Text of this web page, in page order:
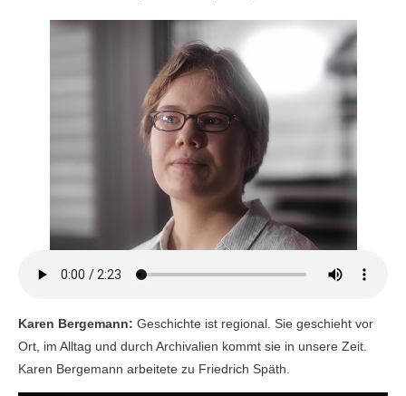
Karen Bergemann: Geschichte ist regional. Sie geschieht vor
Ort, im Alltag und durch Archivalien kommt sie in unsere Zeit.
Karen Bergemann arbeitete zu Friedrich Späth.